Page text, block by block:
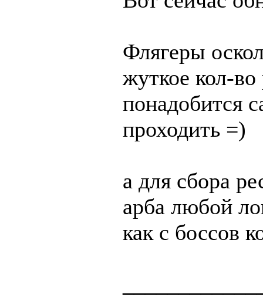
Флягеры
жуткое кол-
понадобится
проходить =)
а для сбора
арба любой
как с боссов